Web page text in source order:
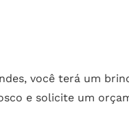
você terá um
e solicite um